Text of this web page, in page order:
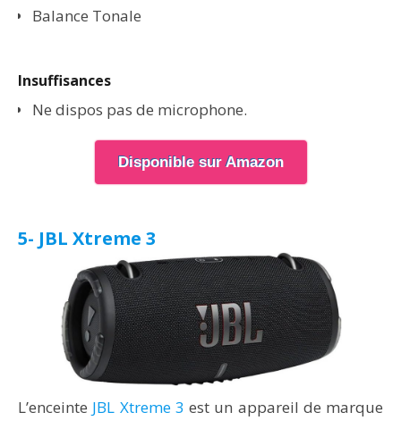
Balance Tonale
Insuffisances
Ne dispos pas de microphone.
Disponible sur Amazon
5- JBL Xtreme 3
L’enceinte JBL Xtreme 3 est un appareil de marque